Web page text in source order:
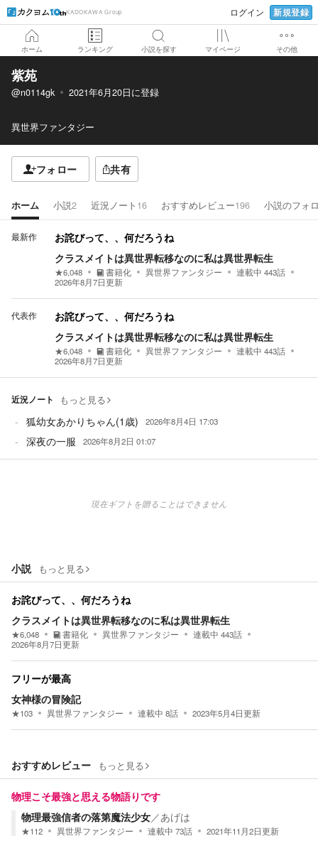
KADOKAWA Group ログイン 新規登録
ホーム ランキング 小説を探す マイページ その他
紫苑
@n0114gk 2021年6月20日に登録
異世界ファンタジー
フォロー 共有
ホーム 小説2 近況ノート 16 おすすめレビュー196 小説のフォ
最新作 お詫びって、、何だろうね
クラスメイトは異世界転移なのに私は異世界転生
★6,048 書籍化 異世界ファンタジー 連載中 443話
2026年8月7日更新
代表作 お詫びって、、何だろうね
クラスメイトは異世界転移なのに私は異世界転生
★6,048 書籍化 異世界ファンタジー 連載中 443話
2026年8月7日更新
近況ノート もっと見る
狐幼女あかりちゃん(1歳) 2026年8月4日 17:03
深夜の一服 2026年8月2日 01:07
現在ギフトを贈ることはできません
小説 もっと見る
お詫びって、、何だろうね
クラスメイトは異世界転移なのに私は異世界転生
★6,048 書籍化 異世界ファンタジー 連載中 443話
2026年8月7日更新
フリーが最高
女神様の冒険記
★103 異世界ファンタジー 連載中 8話 2023年5月4日更新
おすすめレビュー もっと見る
物理こそ最強と思える物語りです
物理最強信者の落第魔法少女／あげは
★112 異世界ファンタジー 連載中 73話 2021年11月2日更新